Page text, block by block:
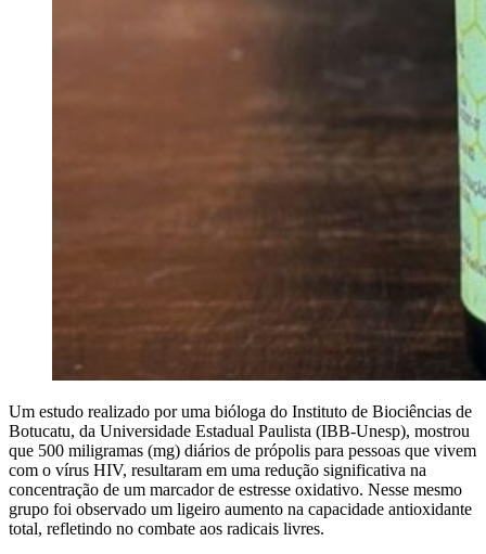
Um estudo realizado por uma bióloga do Instituto de Biociências de
Botucatu, da Universidade Estadual Paulista (IBB-Unesp), mostrou
que 500 miligramas (mg) diários de própolis para pessoas que vivem
com o vírus HIV, resultaram em uma redução significativa na
concentração de um marcador de estresse oxidativo. Nesse mesmo
grupo foi observado um ligeiro aumento na capacidade antioxidante
total, refletindo no combate aos radicais livres.